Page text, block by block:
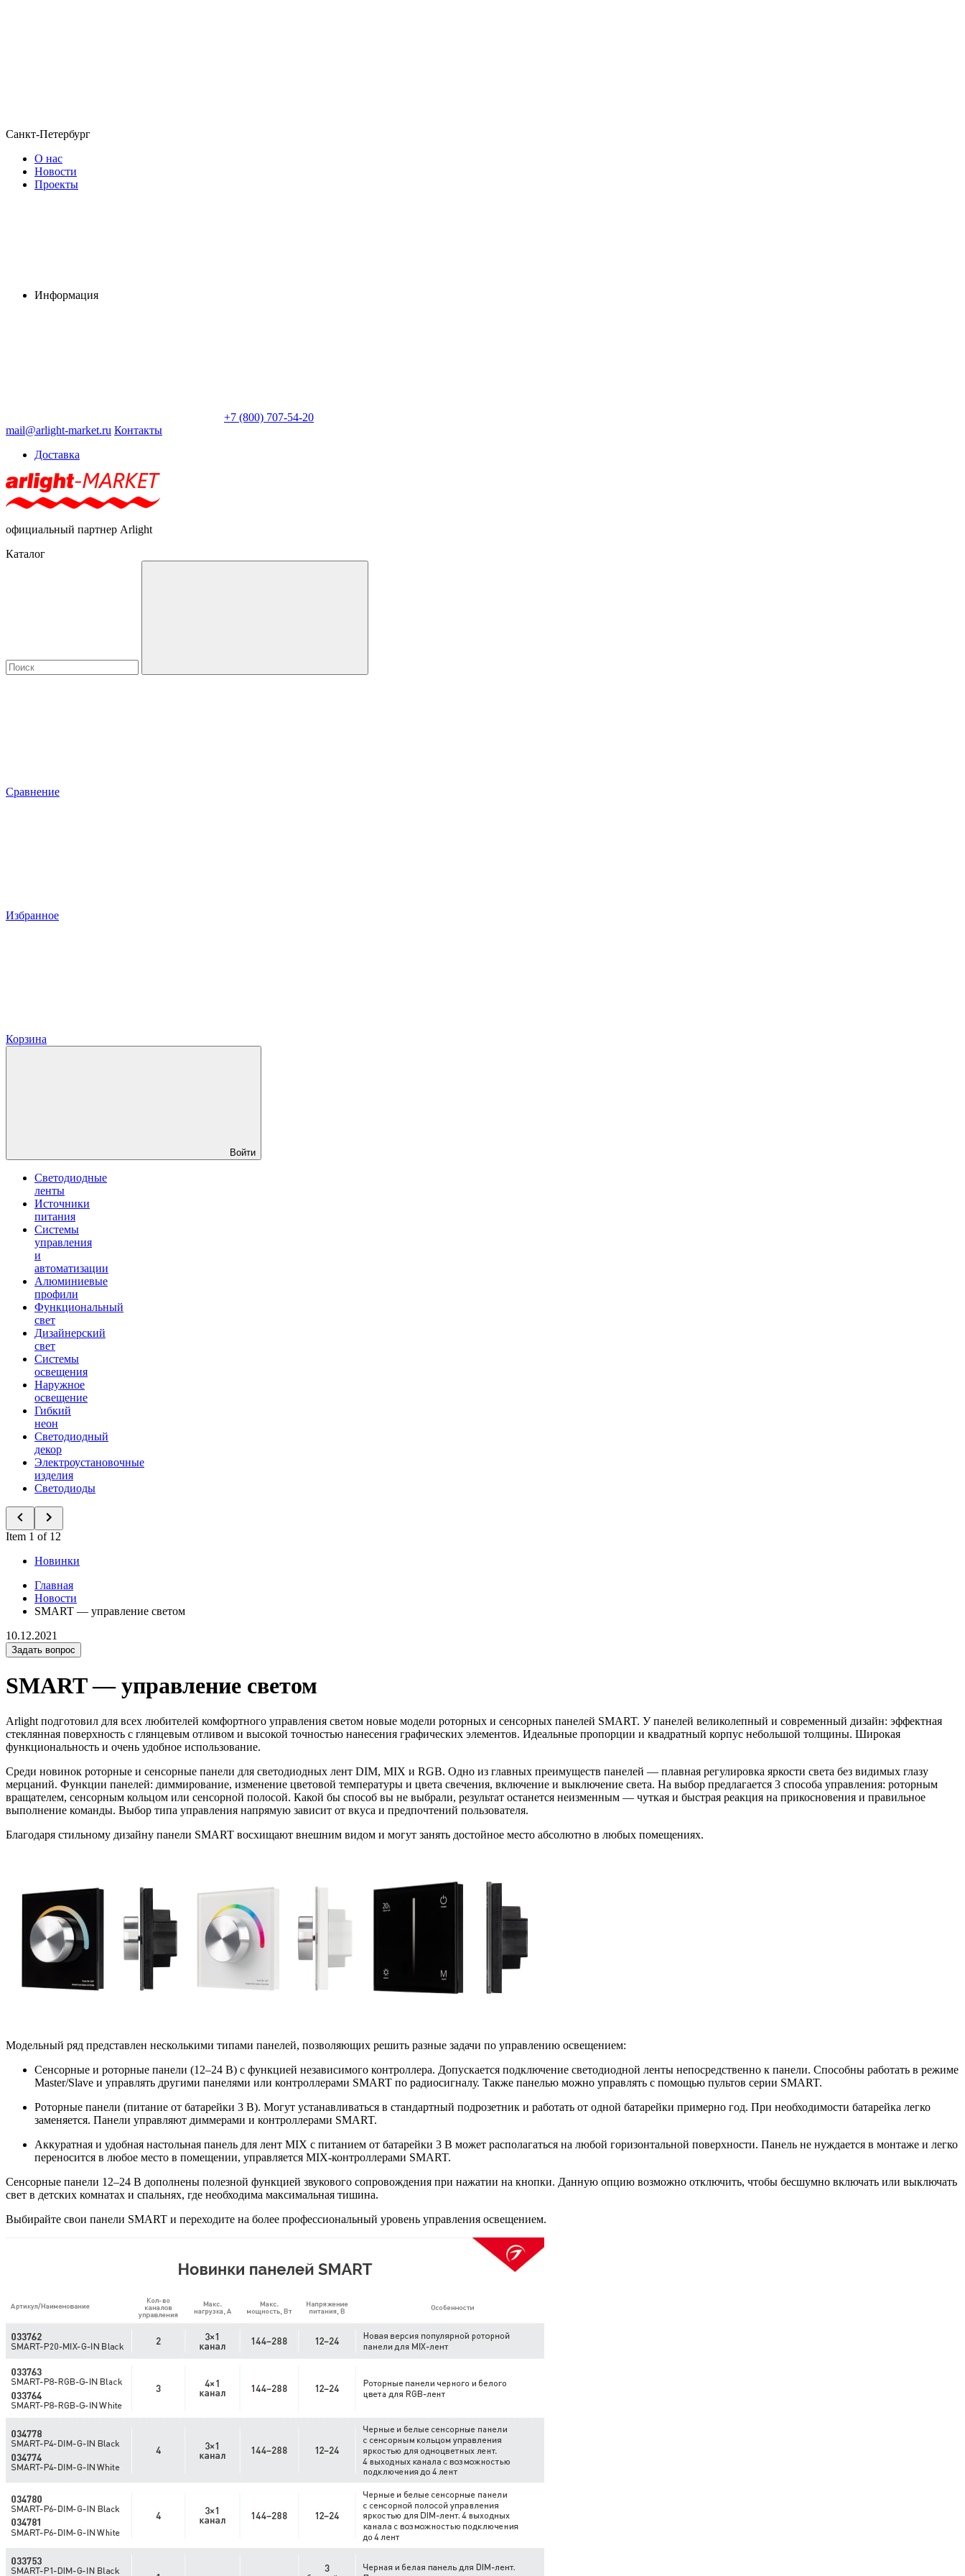
Санкт-Петербург
О нас
Новости
Проекты
Информация
+7 (800) 707-54-20
mail@arlight-market.ru Контакты
Доставка
официальный партнер Arlight
Каталог
Сравнение
Избранное
Корзина
Войти
Светодиодные
ленты
Источники
питания
Системы
управления
и
автоматизации
Алюминиевые
профили
Функциональный
свет
Дизайнерский
свет
Системы
освещения
Наружное
освещение
Гибкий
неон
Светодиодный
декор
Электроустановочные
изделия
Светодиоды
Item 1 of 12
Новинки
Главная
Новости
SMART — управление светом
10.12.2021
Задать вопрос
SMART — управление светом
Arlight подготовил для всех любителей комфортного управления светом новые модели роторных и сенсорных панелей SMART. У панелей великолепный и современный дизайн: эффектная
стеклянная поверхность с глянцевым отливом и высокой точностью нанесения графических элементов. Идеальные пропорции и квадратный корпус небольшой толщины. Широкая
функциональность и очень удобное использование.
Среди новинок роторные и сенсорные панели для светодиодных лент DIM, MIX и RGB. Одно из главных преимуществ панелей — плавная регулировка яркости света без видимых глазу
мерцаний. Функции панелей: диммирование, изменение цветовой температуры и цвета свечения, включение и выключение света. На выбор предлагается 3 способа управления: роторным
вращателем, сенсорным кольцом или сенсорной полосой. Какой бы способ вы не выбрали, результат останется неизменным — чуткая и быстрая реакция на прикосновения и правильное
выполнение команды. Выбор типа управления напрямую зависит от вкуса и предпочтений пользователя.
Благодаря стильному дизайну панели SMART восхищают внешним видом и могут занять достойное место абсолютно в любых помещениях.
Модельный ряд представлен несколькими типами панелей, позволяющих решить разные задачи по управлению освещением:
Сенсорные и роторные панели (12–24 В) с функцией независимого контроллера. Допускается подключение светодиодной ленты непосредственно к панели. Способны работать в режиме
Master/Slave и управлять другими панелями или контроллерами SMART по радиосигналу. Также панелью можно управлять с помощью пультов серии SMART.
Роторные панели (питание от батарейки 3 В). Могут устанавливаться в стандартный подрозетник и работать от одной батарейки примерно год. При необходимости батарейка легко
заменяется. Панели управляют диммерами и контроллерами SMART.
Аккуратная и удобная настольная панель для лент MIX с питанием от батарейки 3 В может располагаться на любой горизонтальной поверхности. Панель не нуждается в монтаже и легко
переносится в любое место в помещении, управляется MIX-контроллерами SMART.
Сенсорные панели 12–24 В дополнены полезной функцией звукового сопровождения при нажатии на кнопки. Данную опцию возможно отключить, чтобы бесшумно включать или выключать
свет в детских комнатах и спальнях, где необходима максимальная тишина.
Выбирайте свои панели SMART и переходите на более профессиональный уровень управления освещением.